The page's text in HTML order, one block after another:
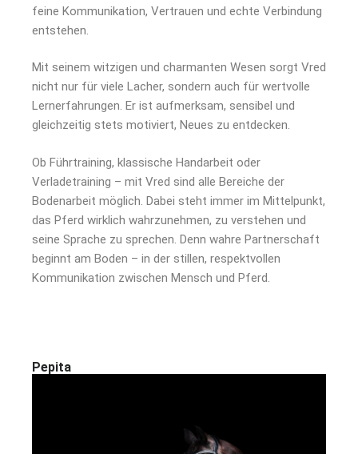
feine Kommunikation, Vertrauen und echte Verbindung
entstehen.
Mit seinem witzigen und charmanten Wesen sorgt Vred
nicht nur für viele Lacher, sondern auch für wertvolle
Lernerfahrungen. Er ist aufmerksam, sensibel und
gleichzeitig stets motiviert, Neues zu entdecken.
Ob Führtraining, klassische Handarbeit oder
Verladetraining – mit Vred sind alle Bereiche der
Bodenarbeit möglich. Dabei steht immer im Mittelpunkt,
das Pferd wirklich wahrzunehmen, zu verstehen und
seine Sprache zu sprechen. Denn wahre Partnerschaft
beginnt am Boden – in der stillen, respektvollen
Kommunikation zwischen Mensch und Pferd.
Pepita